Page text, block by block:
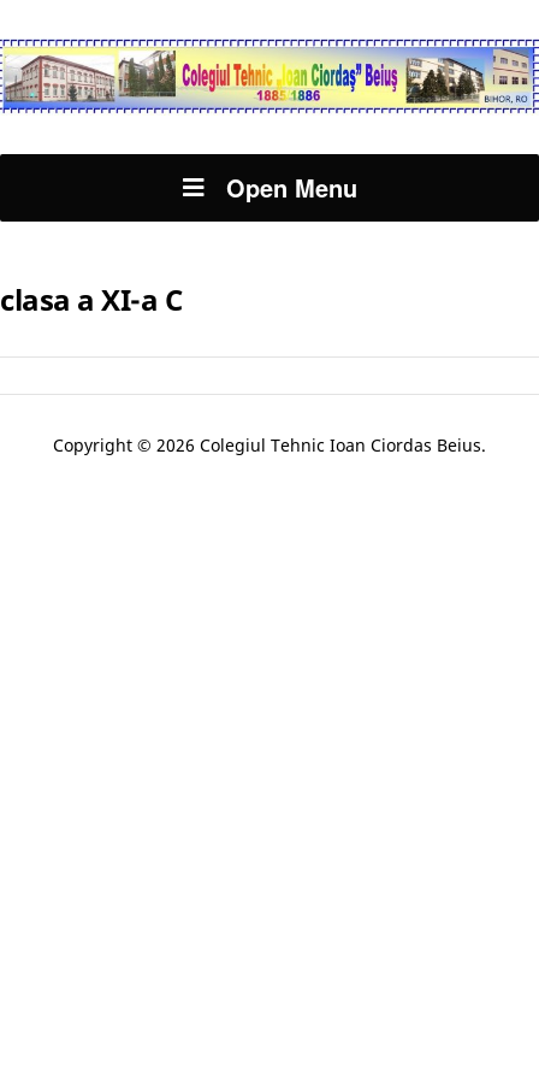
Open Menu
clasa a XI-a C
Copyright © 2026 Colegiul Tehnic Ioan Ciordas Beius.